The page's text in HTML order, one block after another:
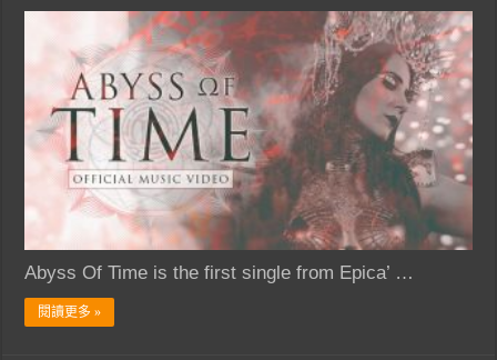
Abyss Of Time is the first single from Epica’ …
閱讀更多 »